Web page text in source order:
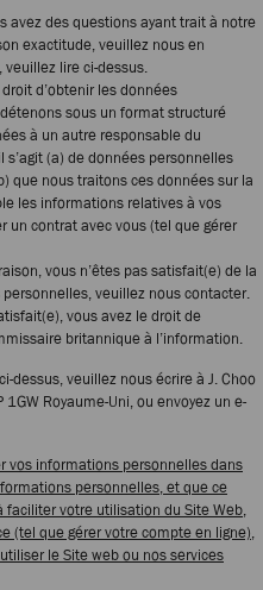
avez des questions ayant trait à notre
exactitude, veuillez nous en
lire ci-dessus.
d’obtenir les données
sous un format structuré
à un autre responsable du
(a) de données personnelles
que nous traitons ces données sur la
les informations relatives à vos
un contrat avec vous (tel que gérer
vous n’êtes pas satisfait(e) de la
veuillez nous contacter.
vous avez le droit de
britannique à l’information.
dessus, veuillez nous écrire à J. Choo
Royaume-Uni, ou envoyez un e-
vos informations personnelles dans
personnelles, et que ce
votre utilisation du Site Web,
(tel que gérer votre compte en ligne),
le Site web ou nos services